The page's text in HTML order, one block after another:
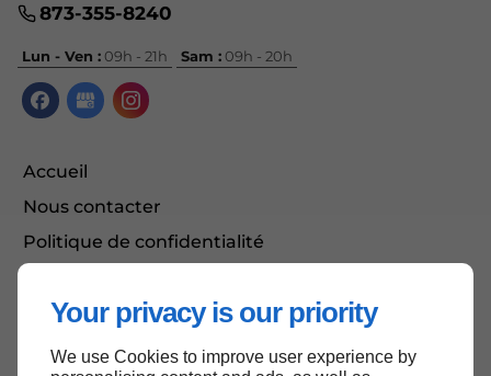
Your privacy is our priority
We use Cookies to improve user experience by
873-355-8240
Lun - Ven : 09h - 21h Sam : 09h - 20h
Accueil
Nous contacter
Politique de confidentialité